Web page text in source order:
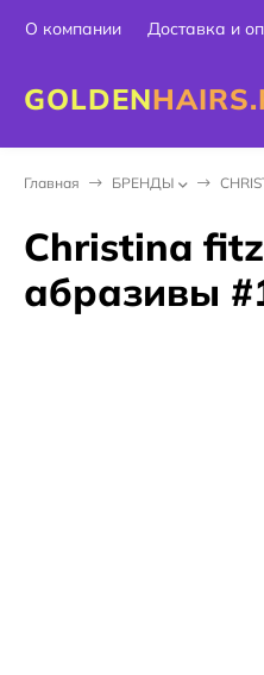
О компании Доставка и
GOLDEN
Главная БPEНДЫ
Christina
абразивы